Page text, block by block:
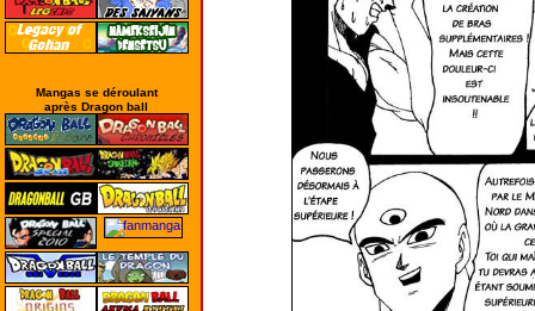
Mangas se déroulant
après Dragon ball